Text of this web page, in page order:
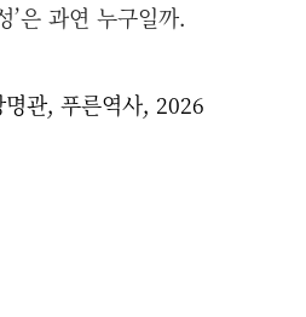
’은 과연 누구일까.
관, 푸른역사, 2026